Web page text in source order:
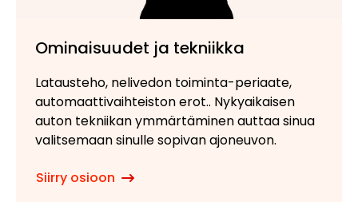
Ominaisuudet ja tekniikka
Latausteho, nelivedon toiminta-periaate,
automaattivaihteiston erot.. Nykyaikaisen
auton tekniikan ymmärtäminen auttaa sinua
valitsemaan sinulle sopivan ajoneuvon.
Siirry osioon